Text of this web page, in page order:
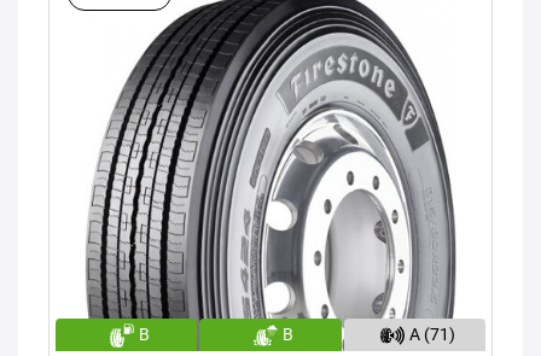
B B A (71)